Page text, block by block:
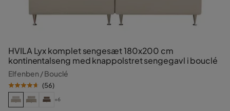
HVILA Lyx komplet sengesæt 180x200 cm
kontinentalseng med knappolstret sengegavl i bouclé
Elfenben / Bouclé
(56)
+6